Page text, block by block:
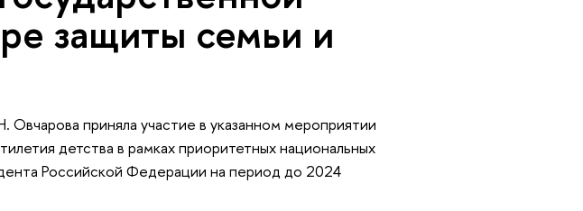
защиты семьи и
приняла участие в указанном мероприятии
детства в рамках приоритетных национальных
Российской Федерации на период до 2024